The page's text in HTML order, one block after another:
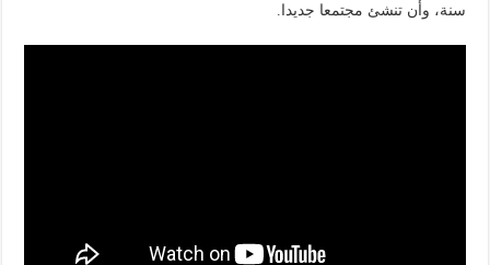
سنة، وأن تنشئ مجتمعا جديدا.